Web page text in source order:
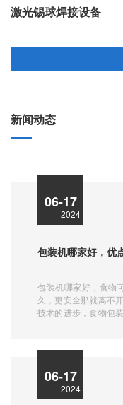
激光锡球焊接设备
新闻动态
06-17
2024
包装机哪家好，优
包装机哪家好，食物
久，更安全那就离不
技术的进步，食物包
06-17
2024